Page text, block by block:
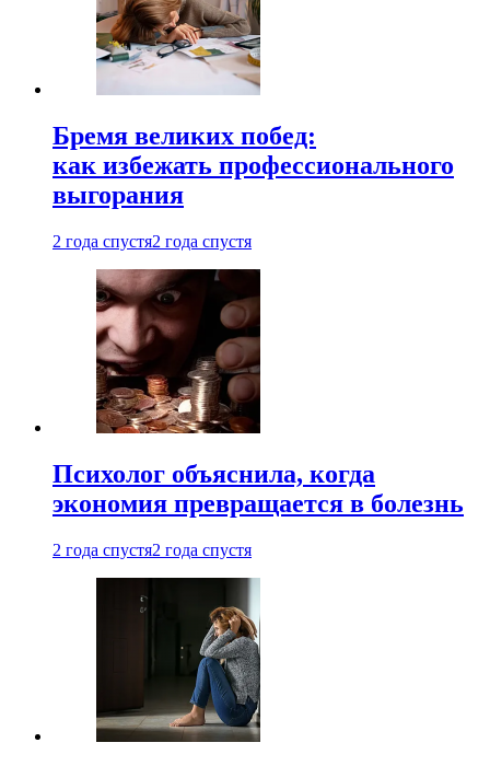
Бремя великих побед:
как избежать профессионального
выгорания
2 года спустя2 года спустя
Психолог объяснила, когда
экономия превращается в болезнь
2 года спустя2 года спустя